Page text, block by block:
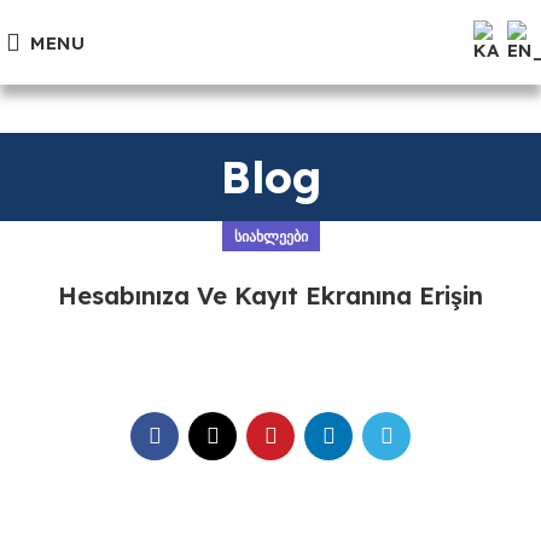
MENU
Blog
ᲡᲘᲐᲮᲚᲔᲔᲑᲘ
Hesabınıza Ve Kayıt Ekranına Erişin